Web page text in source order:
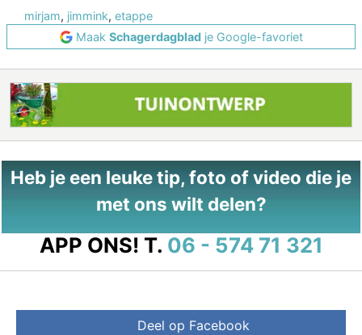
mirjam, jimmink, etappe
Maak Schagerdagbladje Google-favoriet
Heb je een leuke tip, foto of video die je
met ons wilt delen?
APP ONS! T. 06 - 574 71 321
Deel op Facebook